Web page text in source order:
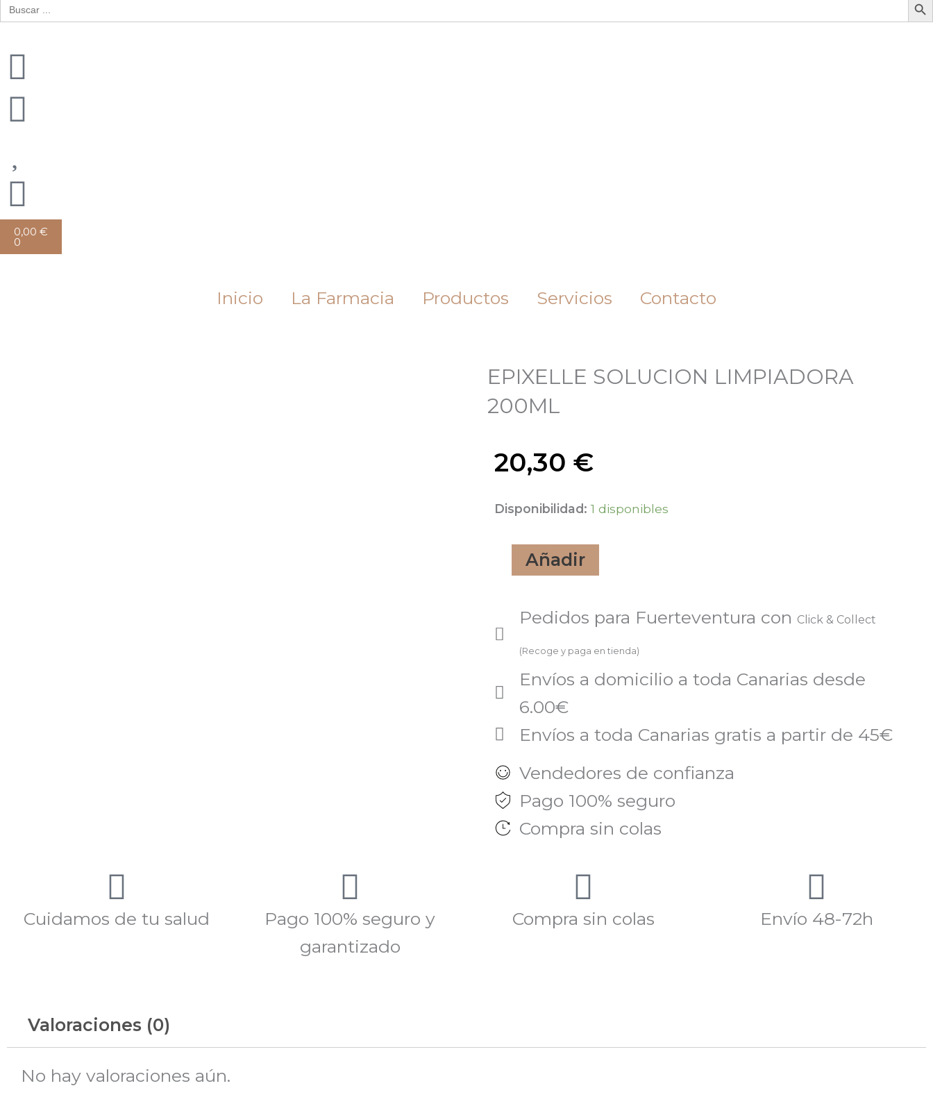
Buscar:
0,00 €
0
Cart
Inicio La Farmacia Productos Servicios Contacto
EPIXELLE SOLUCION LIMPIADORA
200ML
20,30 €
Disponibilidad: 1 disponibles
EPIXELLE
LIMPIADORA
cantidad
Añadir
Pedidos para Fuerteventura con Click & Collect
(Recoge y paga en tienda)
Envíos a domicilio a toda Canarias desde
6.00€
Envíos a toda Canarias gratis a partir de 45€
Vendedores de confianza
Pago 100% seguro
Compra sin colas
Cuidamos de tu salud
Pago 100% seguro y
garantizado
Compra sin colas Envío 48-72h
Valoraciones (0)
No hay valoraciones aún.